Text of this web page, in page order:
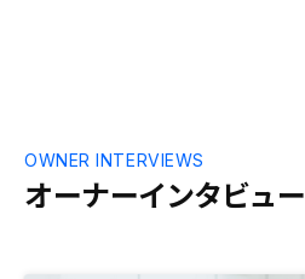
オーナーインタビュー
OWNER INTERVIEWS